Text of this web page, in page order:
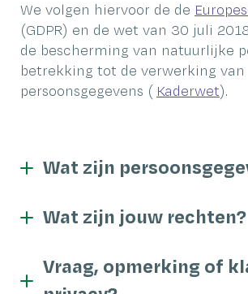
We volgen hiervoor de de
(GDPR) en de wet van 30 juli
de bescherming van natuurlijke
betrekking tot de verwerking van
persoonsgegevens (Kaderwet).
Wat zijn
Wat zijn jouw rechten?
Vraag, opmerking of